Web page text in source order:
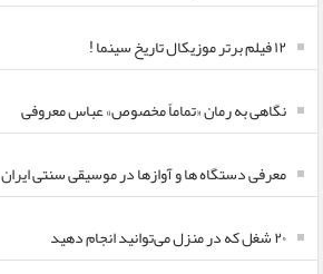
۱۲ فیلم برتر موزیکال تاریخ سینما !
نگاهی به رمان «تماماً مخصوص» عباس معروفی
معرفی دستگاه ها و آوازها در موسیقی سنتی ایران
۲۰ شغل که در منزل می‌توانید انجام دهید